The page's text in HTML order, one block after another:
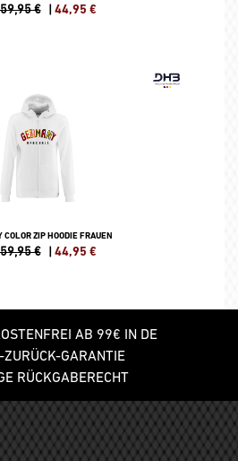
€ | 44,95 €
COLOR ZIP HOODIE FRAUEN
€ | 44,95 €
AB 99€ IN DE
ZURÜCK-GARANTIE
RÜCKGABERECHT